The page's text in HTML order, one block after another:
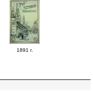
1891 г.